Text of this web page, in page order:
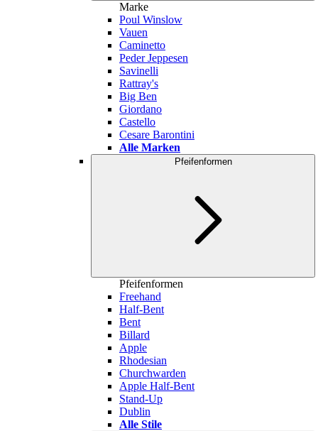
Marke
Poul Winslow
Vauen
Caminetto
Peder Jeppesen
Savinelli
Rattray's
Big Ben
Giordano
Castello
Cesare Barontini
Alle Marken
Pfeifenformen
Pfeifenformen
Freehand
Half-Bent
Bent
Billard
Apple
Rhodesian
Churchwarden
Apple Half-Bent
Stand-Up
Dublin
Alle Stile